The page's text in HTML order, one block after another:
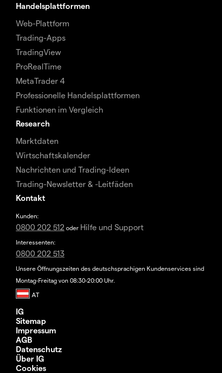
Handelsplattformen
Web-Plattform
Trading-Apps
TradingView
ProRealTime
MetaTrader 4
Professionelle Handelsplattformen
Funktionen im Vergleich
Research
Marktdaten
Wirtschaftskalender
Nachrichten und Trading-Ideen
Trading-Newsletter & -Leitfäden
Kontakt
Kunden:
0800 202 512 oder Hilfe und Support
Interessenten:
0800 202 513
Unsere Öffnungszeiten des deutschsprachigen Kundenservices sind
Montag-Freitag von 08:30-20:00 Uhr.
IG
Sitemap
Impressum
AGB
Datenschutz
Über IG
Cookies